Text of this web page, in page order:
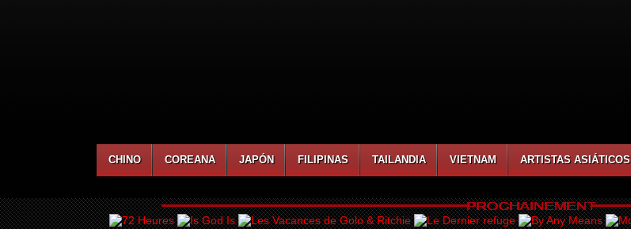
CHINO COREANA JAPÓN FILIPINAS TAILANDIA VIETNAM ARTISTAS ASIÁTICOS